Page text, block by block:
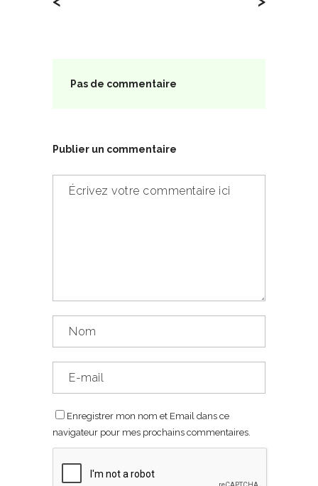
Pas de commentaire
Publier un commentaire
Enregistrer mon nom et Email dans ce
navigateur pour mes prochains commentaires.